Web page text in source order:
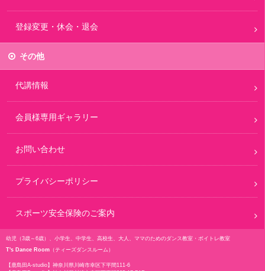
登録変更・休会・退会
その他
代講情報
会員様専用ギャラリー
お問い合わせ
プライバシーポリシー
スポーツ安全保険のご案内
幼児（3歳～6歳）、小学生、中学生、高校生、大人、ママのためのダンス教室・ボイトレ教室
T's Dance Room （ティーズダンスルーム）
【鹿島田A-studio】 神奈川県川崎市幸区下平間111-6